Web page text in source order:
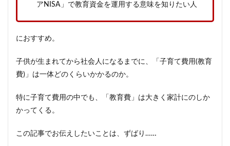
アNISA」で教育資金を運用する意味を知りたい人
におすすめ。
子供が生まれてから社会人になるまでに、「子育て費用(教育
費)」は一体どのくらいかかるのか。
特に子育て費用の中でも、「教育費」は大きく家計にのしか
かってくる。
この記事でお伝えしたいことは、ずばり……